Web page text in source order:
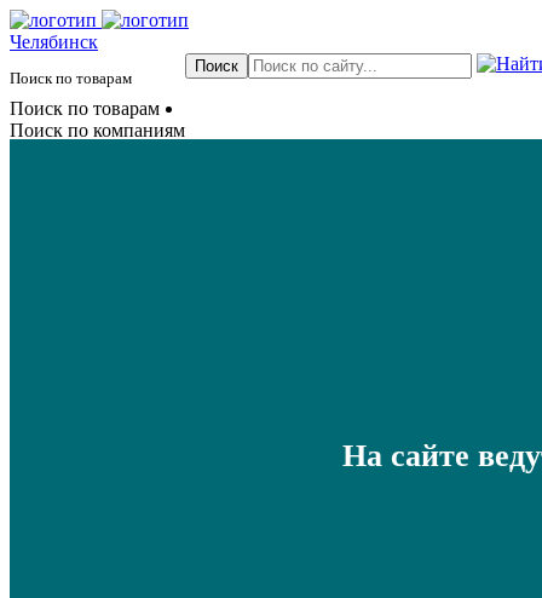
Челябинск
Поиск по товарам
Поиск по товарам
Поиск по компаниям
На сайте